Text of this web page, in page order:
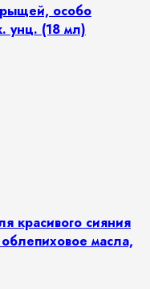
особо
унц. (18 мл)
красивого сияния
масла,